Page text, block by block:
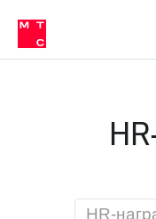
Медиа-центр
и акционерам
Устойчивое развитие
Комплаенс и деловая этика
компании
Карьера
в МТС
МТСHR-